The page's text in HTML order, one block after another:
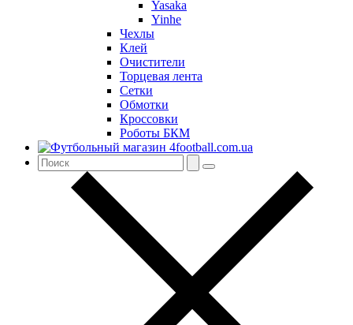
Yasaka
Yinhe
Чехлы
Клей
Очистители
Торцевая лента
Сетки
Обмотки
Кроссовки
Роботы БКМ